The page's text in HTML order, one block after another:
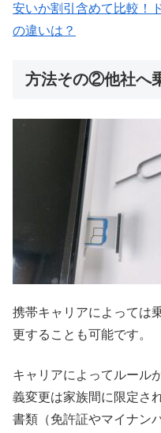
安いか割引含めて比較！
の違いは？
方法その②他社へ
携帯キャリアによっては
更することも可能です。
キャリアによってルール
義変更は家族間に限定さ
書類（免許証やマイナン